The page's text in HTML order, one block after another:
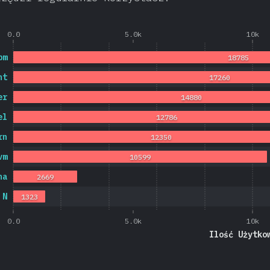
0.0 5.0k 10k
0.0 5.0k 10k
Ilość
N 1323
2669
10599
12350
12786
14880
17260
18785